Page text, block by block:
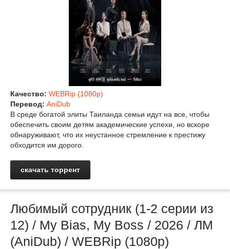
Качество: WEBRip (1080p)
Перевод: AniDub
В среде богатой элиты Таиланда семьи идут на все, чтобы
обеспечить своим детям академические успехи, но вскоре
обнаруживают, что их неустанное стремление к престижу
обходится им дорого.
скачать торрент
Любимый сотрудник (1-2 серии из
12) / My Bias, My Boss / 2026 / ЛМ
(AniDub) / WEBRip (1080р)